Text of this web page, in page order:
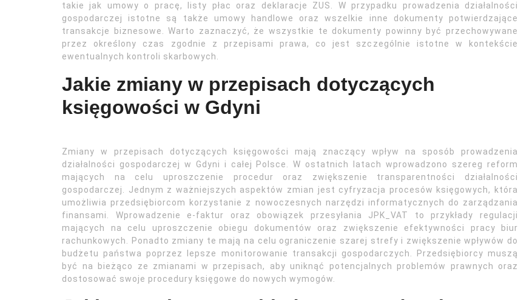
takie jak umowy o pracę, listy płac oraz deklaracje ZUS. W przypadku prowadzenia działalności
gospodarczej istotne są także umowy handlowe oraz wszelkie inne dokumenty potwierdzające
transakcje biznesowe. Warto zaznaczyć, że wszystkie te dokumenty powinny być przechowywane
przez określony czas zgodnie z przepisami prawa, co jest szczególnie istotne w kontekście
ewentualnych kontroli skarbowych.
Jakie zmiany w przepisach dotyczących
księgowości w Gdyni
Zmiany w przepisach dotyczących księgowości mają znaczący wpływ na sposób prowadzenia
działalności gospodarczej w Gdyni i całej Polsce. W ostatnich latach wprowadzono szereg reform
mających na celu uproszczenie procedur oraz zwiększenie transparentności działalności
gospodarczej. Jednym z ważniejszych aspektów zmian jest cyfryzacja procesów księgowych, która
umożliwia przedsiębiorcom korzystanie z nowoczesnych narzędzi informatycznych do zarządzania
finansami. Wprowadzenie e-faktur oraz obowiązek przesyłania JPK_VAT to przykłady regulacji
mających na celu uproszczenie obiegu dokumentów oraz zwiększenie efektywności pracy biur
rachunkowych. Ponadto zmiany te mają na celu ograniczenie szarej strefy i zwiększenie wpływów do
budżetu państwa poprzez lepsze monitorowanie transakcji gospodarczych. Przedsiębiorcy muszą
być na bieżąco ze zmianami w przepisach, aby uniknąć potencjalnych problemów prawnych oraz
dostosować swoje procedury księgowe do nowych wymogów.